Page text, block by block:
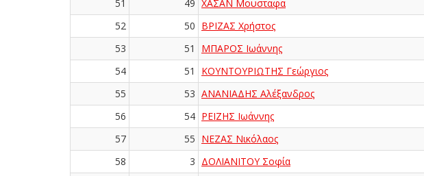
51
49 ΧΑΣΑΝ Μουσταφα
52
50 ΒΡΙΖΑΣ Χρήστος
53
51 ΜΠΑΡΟΣ Ιωάννης
54
51 ΚΟΥΝΤΟΥΡΙΩΤΗΣ Γεώργιος
55
53 ΑΝΑΝΙΑΔΗΣ Αλέξανδρος
56
54 ΡΕΪΖΗΣ Ιωάννης
57
55 ΝΕΖΑΣ Νικόλαος
58
3 ΔΟΛΙΑΝΙΤΟΥ Σοφία